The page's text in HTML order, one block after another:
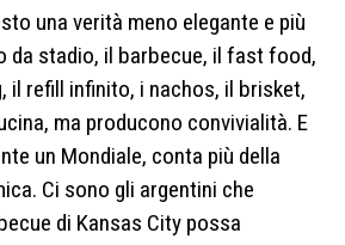
una verità meno elegante e più
da stadio, il barbecue, il fast food,
il refill infinito, i nachos, il brisket,
ma producono convivialità. E
un Mondiale, conta più della
Ci sono gli argentini che
di Kansas City possa